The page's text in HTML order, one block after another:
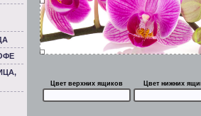
Цвет верхних ящиков Цвет нижних